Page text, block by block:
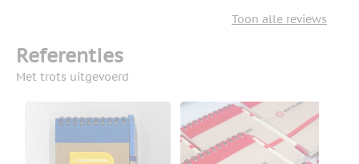
Toon alle reviews
Referenties
Met trots uitgevoerd